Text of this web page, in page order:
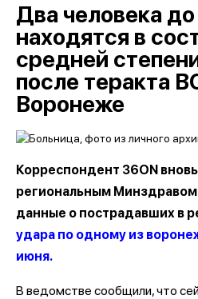
Два человека
находятся в
средней
после теракта
Воронеже
Корреспондент 36ON вновь
региональным Минздравом
данные о пострадавших в
удара по одному из
июня.
В ведомстве сообщили, что